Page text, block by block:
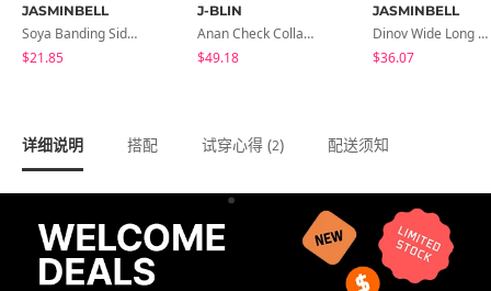
JASMINBELL
Soya Banding Side Pin Tuck Long Wide Pants Cotton Training Pants Length Selection Short Women Tall Women Unisex Big Size All Seasons Pants
$21.85
J-BLIN
Anan Check Collar Short-Sleeve Mini Dress
$49.18
JASMINBELL
Dinov Wide Long Denim Pants
$36.07
详细说明 搭配 试穿心得 (2) 配送须知